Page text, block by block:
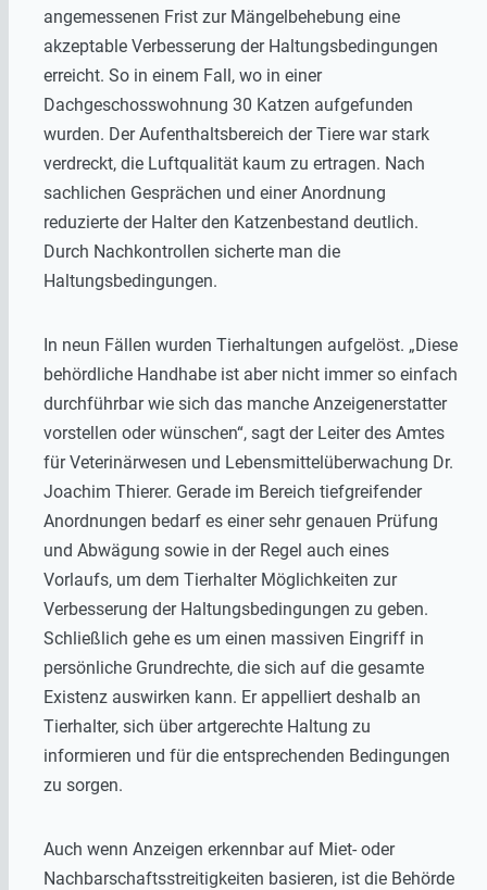
angemessenen Frist zur Mängelbehebung eine
akzeptable Verbesserung der Haltungsbedingungen
erreicht. So in einem Fall, wo in einer
Dachgeschosswohnung 30 Katzen aufgefunden
wurden. Der Aufenthaltsbereich der Tiere war stark
verdreckt, die Luftqualität kaum zu ertragen. Nach
sachlichen Gesprächen und einer Anordnung
reduzierte der Halter den Katzenbestand deutlich.
Durch Nachkontrollen sicherte man die
Haltungsbedingungen.
In neun Fällen wurden Tierhaltungen aufgelöst. „Diese
behördliche Handhabe ist aber nicht immer so einfach
durchführbar wie sich das manche Anzeigenerstatter
vorstellen oder wünschen“, sagt der Leiter des Amtes
für Veterinärwesen und Lebensmittelüberwachung Dr.
Joachim Thierer. Gerade im Bereich tiefgreifender
Anordnungen bedarf es einer sehr genauen Prüfung
und Abwägung sowie in der Regel auch eines
Vorlaufs, um dem Tierhalter Möglichkeiten zur
Verbesserung der Haltungsbedingungen zu geben.
Schließlich gehe es um einen massiven Eingriff in
persönliche Grundrechte, die sich auf die gesamte
Existenz auswirken kann. Er appelliert deshalb an
Tierhalter, sich über artgerechte Haltung zu
informieren und für die entsprechenden Bedingungen
zu sorgen.
Auch wenn Anzeigen erkennbar auf Miet- oder
Nachbarschaftsstreitigkeiten basieren, ist die Behörde